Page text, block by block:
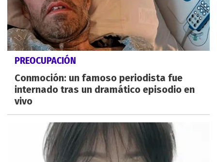
PREOCUPACIÓN
Conmoción: un famoso periodista fue
internado tras un dramático episodio en
vivo